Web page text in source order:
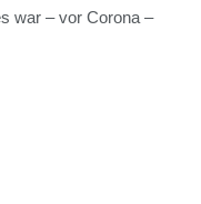
war – vor Corona –